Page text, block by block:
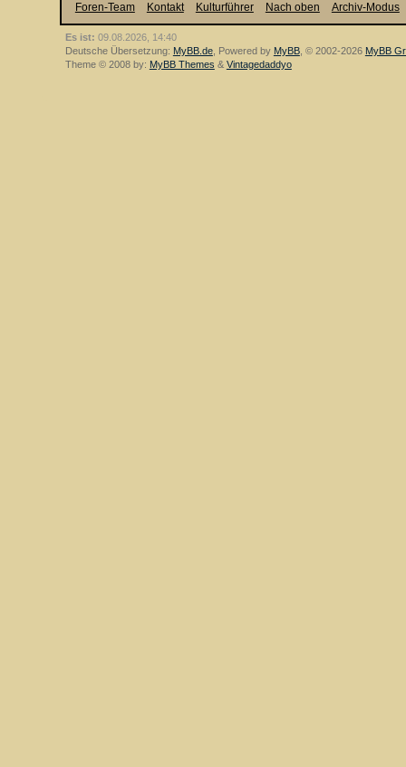
Foren-Team Kontakt Kulturführer Nach oben Archiv-Modus
Es ist: 09.08.2026, 14:40
Deutsche Übersetzung: MyBB.de, Powered by MyBB, © 2002-2026 MyBB
Theme © 2008 by: MyBB Themes & Vintagedaddyo